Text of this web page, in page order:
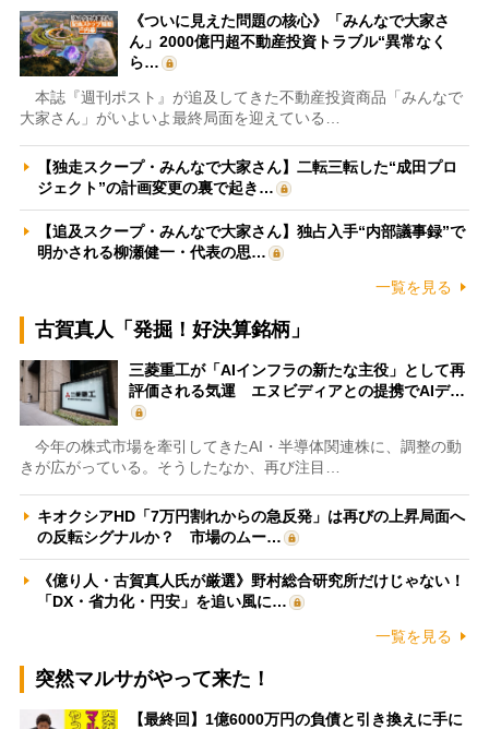
《ついに見えた問題の核心》「みんなで大家さ
ん」2000億円超不動産投資トラブル“異常なく
ら…
本誌『週刊ポスト』が追及してきた不動産投資商品「みんなで
大家さん」がいよいよ最終局面を迎えている…
【独走スクープ・みんなで大家さん】二転三転した“成田プロ
ジェクト”の計画変更の裏で起き…
【追及スクープ・みんなで大家さん】独占入手“内部議事録”で
明かされる柳瀬健一・代表の思…
一覧を見る
古賀真人「発掘！好決算銘柄」
三菱重工が「AIインフラの新たな主役」として再
評価される気運 エヌビディアとの提携でAIデ…
今年の株式市場を牽引してきたAI・半導体関連株に、調整の動
きが広がっている。そうしたなか、再び注目…
キオクシアHD「7万円割れからの急反発」は再びの上昇局面へ
の反転シグナルか？ 市場のムー…
《億り人・古賀真人氏が厳選》野村総合研究所だけじゃない！
「DX・省力化・円安」を追い風に…
一覧を見る
突然マルサがやって来た！
【最終回】1億6000万円の負債と引き換えに手に